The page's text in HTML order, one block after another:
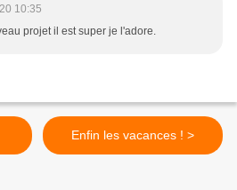
10:35
projet il est super je l'adore.
Enfin les vacances ! >